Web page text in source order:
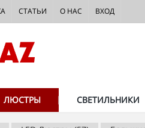
СТАТЬИ О НАС ВХОД
ЛЮСТРЫ СВЕТИЛЬНИКИ